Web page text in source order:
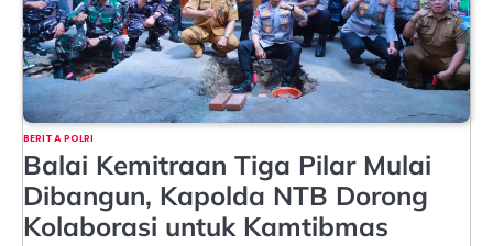
BERITA POLRI
Balai Kemitraan Tiga Pilar Mulai
Dibangun, Kapolda NTB Dorong
Kolaborasi untuk Kamtibmas